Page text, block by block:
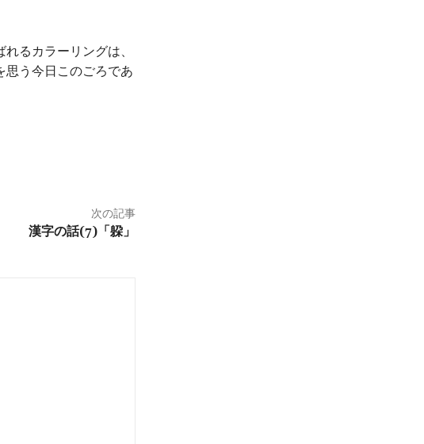
るカラーリングは、
思う今日このごろであ
次の記事
漢字の話(7)「躱」